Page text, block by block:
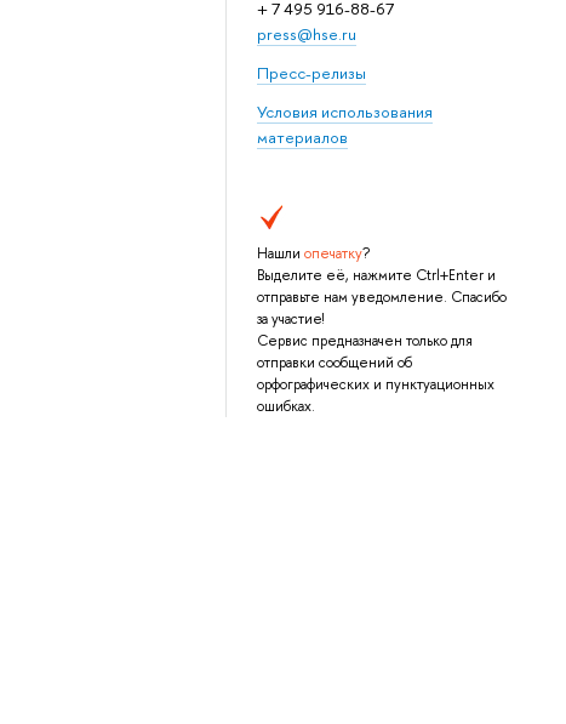
+ 7 495 916-88-67
press@hse.ru
Пресс-релизы
Условия использования
материалов
Нашли опечатку?
Выделите её, нажмите Ctrl+Enter и
отправьте нам уведомление. Спасибо
за участие!
Сервис предназначен только для
отправки сообщений об
орфографических и пунктуационных
ошибках.